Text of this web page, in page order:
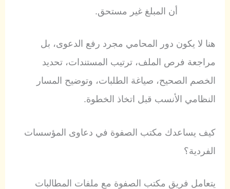
أن المبلغ غير مستحق.
هنا لا يكون دور المحامي مجرد رفع الدعوى، بل
مراجعة فرص الملف، ترتيب المستندات، تحديد
الخصم الصحيح، صياغة الطلبات، وتوضيح المسار
النظامي الأنسب قبل اتخاذ الخطوة.
كيف يساعدك مكتب الصفوة في دعاوى المؤسسات
الفردية؟
يتعامل فريق مكتب الصفوة مع ملفات المطالبات